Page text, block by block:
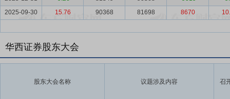
2025-09-30
15.76 90368 81698 8670
华西证券股东大会
股东大会名称 议题涉及内容 召